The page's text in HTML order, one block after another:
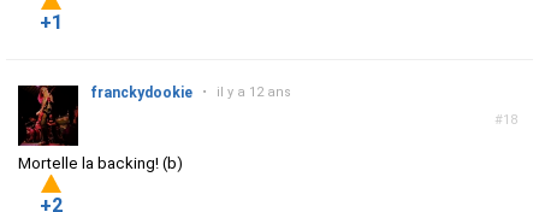
+1
#18
franckydookie • il y a 12 ans
Mortelle la backing! (b)
+2